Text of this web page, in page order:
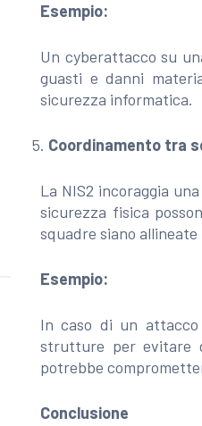
Esempio:
Un cyberattacco su
guasti e danni
sicurezza informatica.
Coordinamento tra
La NIS2 incoraggia
sicurezza fisica
squadre siano
Esempio:
In caso di un attacco
strutture per evitare
potrebbe
Conclusione